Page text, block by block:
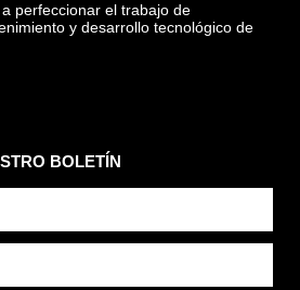
perfeccionar el trabajo de
y desarrollo tecnológico de
BOLETÍN